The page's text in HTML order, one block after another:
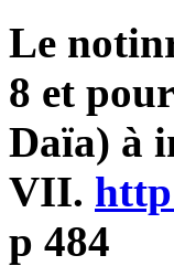
Le
8 et
Daïa) à
VII.
p 484